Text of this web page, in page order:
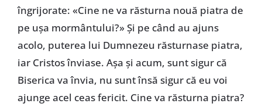
îngrijorate: «Cine ne va răsturna nouă piatra de
pe ușa mormântului?» Și pe când au ajuns
acolo, puterea lui Dumnezeu răsturnase piatra,
iar Cristos înviase. Așa și acum, sunt sigur că
Biserica va învia, nu sunt însă sigur că eu voi
ajunge acel ceas fericit. Cine va răsturna piatra?